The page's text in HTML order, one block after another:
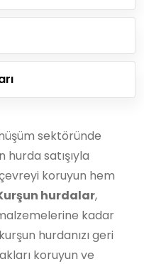
sektöründe
satışıyla
koruyun hem
hurdalar,
kadar
hurdanızı geri
koruyun ve